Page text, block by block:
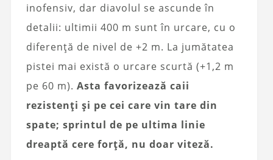
inofensiv, dar diavolul se ascunde în
detalii: ultimii 400 m sunt în urcare, cu o
diferență de nivel de +2 m. La jumătatea
pistei mai există o urcare scurtă (+1,2 m
pe 60 m). Asta favorizează caii
rezistenți și pe cei care vin tare din
spate; sprintul de pe ultima linie
dreaptă cere forță, nu doar viteză.